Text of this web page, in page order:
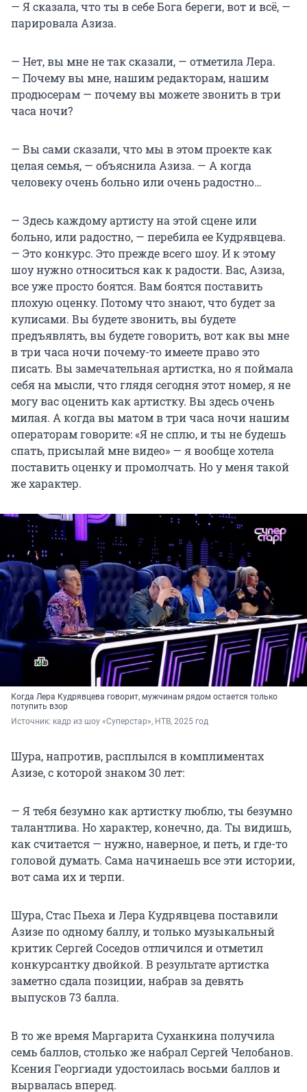
— Я сказала, что ты в себе Бога береги, вот и всё, —
парировала Азиза.
— Нет, вы мне не так сказали, — отметила Лера.
— Почему вы мне, нашим редакторам, нашим
продюсерам — почему вы можете звонить в три
часа ночи?
— Вы сами сказали, что мы в этом проекте как
целая семья, — объяснила Азиза. — А когда
человеку очень больно или очень радостно…
— Здесь каждому артисту на этой сцене или
больно, или радостно, — перебила ее Кудрявцева.
— Это конкурс. Это прежде всего шоу. И к этому
шоу нужно относиться как к радости. Вас, Азиза,
все уже просто боятся. Вам боятся поставить
плохую оценку. Потому что знают, что будет за
кулисами. Вы будете звонить, вы будете
предъявлять, вы будете говорить, вот как вы мне
в три часа ночи почему-то имеете право это
писать. Вы замечательная артистка, но я поймала
себя на мысли, что глядя сегодня этот номер, я не
могу вас оценить как артистку. Вы здесь очень
милая. А когда вы матом в три часа ночи нашим
операторам говорите: «Я не сплю, и ты не будешь
спать, присылай мне видео» — я вообще хотела
поставить оценку и промолчать. Но у меня такой
же характер.
Когда Лера Кудрявцева говорит, мужчинам рядом остается только
потупить взор
Источник: кадр из шоу «Суперстар», НТВ, 2025 год
Шура, напротив, расплылся в комплиментах
Азизе, с которой знаком 30 лет:
— Я тебя безумно как артистку люблю, ты безумно
талантлива. Но характер, конечно, да. Ты видишь,
как считается — нужно, наверное, и петь, и где-то
головой думать. Сама начинаешь все эти истории,
вот сама их и терпи.
Шура, Стас Пьеха и Лера Кудрявцева поставили
Азизе по одному баллу, и только музыкальный
критик Сергей Соседов отличился и отметил
конкурсантку двойкой. В результате артистка
заметно сдала позиции, набрав за девять
выпусков 73 балла.
В то же время Маргарита Суханкина получила
семь баллов, столько же набрал Сергей Челобанов.
Ксения Георгиади удостоилась восьми баллов и
вырвалась вперед.